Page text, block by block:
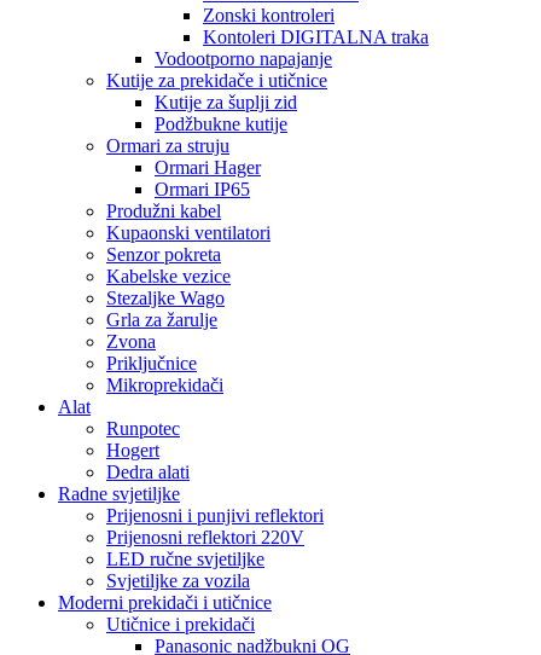
Zonski kontroleri
Kontoleri DIGITALNA traka
Vodootporno napajanje
Kutije za prekidače i utičnice
Kutije za šuplji zid
Podžbukne kutije
Ormari za struju
Ormari Hager
Ormari IP65
Produžni kabel
Kupaonski ventilatori
Senzor pokreta
Kabelske vezice
Stezaljke Wago
Grla za žarulje
Zvona
Priključnice
Mikroprekidači
Alat
Runpotec
Hogert
Dedra alati
Radne svjetiljke
Prijenosni i punjivi reflektori
Prijenosni reflektori 220V
LED ručne svjetiljke
Svjetiljke za vozila
Moderni prekidači i utičnice
Utičnice i prekidači
Panasonic nadžbukni OG